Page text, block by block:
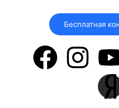
Бесплатная